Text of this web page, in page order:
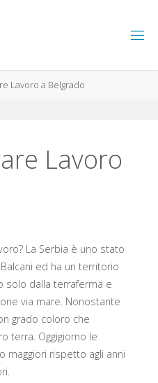
Lavoro a Belgrado
Lavoro
La Serbia è uno stato
ed ha un territorio
solo dalla terraferma e
via mare. Nonostante
grado coloro che
terra. Oggigiorno le
maggiori rispetto agli anni